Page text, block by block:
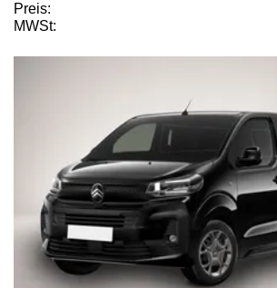
Preis:
MWSt: